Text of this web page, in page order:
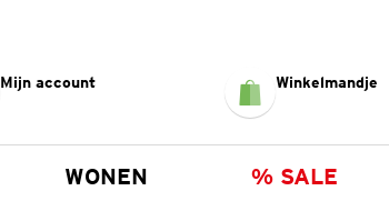
Mijn account Winkelmandje
WONEN % SALE